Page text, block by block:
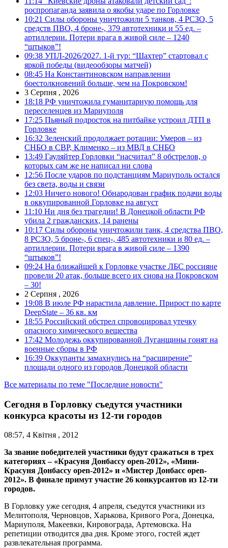
роспропаганда заявила о якобы ударе по Горловке
10:21 Силы обороны уничтожили 5 танков, 4 РСЗО, 5
средств ПВО, 4 броне-, 379 автотехники и 55 ед. –
артиллерии. Потери врага в живой силе – 1240
“штыков”!
09:38 УПЛ-2026/2027. 1-й тур: “Шахтер” стартовал с
яркой победы (видеообзоры матчей)
08:45 На Константиновском направлении
боестолкновений больше, чем на Покровском!
3 Серпня , 2026
18:18 РФ уничтожила гуманитарную помощь для
переселенцев из Мариуполя
17:25 Пьяный подросток на питбайке устроил ДТП в
Горловке
16:32 Зеленский продолжает ротации: Умеров – из
СНБО в СВР, Клименко – из МВД в СНБО
13:49 Гауляйтер Горловки “насчитал” 8 обстрелов, о
которых сам же не написал ни слова
12:56 После ударов по подстанциям Мариуполь остался
без света, воды и связи
12:03 Ничего нового! Обнародован график подачи воды
в оккупированной Горловке на август
11:10 Ни дня без трагедии! В Донецкой области РФ
убила 2 гражданских, 14 ранены
10:17 Силы обороны уничтожили танк, 4 средства ПВО,
8 РСЗО, 5 броне-, 6 спец-, 485 автотехники и 80 ед. –
артиллерии. Потери врага в живой силе – 1390
“штыков”!
09:24 На ближайшей к Горловке участке ЛБС россияне
провели 20 атак, больше всего их снова на Покровском
– 30!
2 Серпня , 2026
19:08 В июле РФ нарастила давление. Прирост по карте
DeepState – 36 кв. км
18:55 Российский обстрел спровоцировал утечку
опасного химического вещества
17:42 Молодежь оккупированной Луганщины гонят на
военные сборы в РФ
16:39 Оккупанты замахнулись на “расширение”
площади одного из городов Донецкой области
Все материалы по теме "Последние новости"
Сегодня в Горловку съедутся участники
конкурса красоты из 12-ти городов
08:57, 4 Квітня , 2012
За звание победителей участники будут сражаться в трех
категориях – «Красуня Донбассу open-2012», «Мини-
Красуня Донбассу open-2012» и «Мистер Донбасс open-
2012». В финале примут участие 26 конкурсантов из 12-ти
городов.
В Горловку уже сегодня, 4 апреля, съедутся участники из
Мелитополя, Черновцов, Харькова, Кривого Рога, Донецка,
Мариуполя, Макеевки, Кировограда, Артемовска. На
репетиции отводится два дня. Кроме этого, гостей ждет
развлекательная программа.